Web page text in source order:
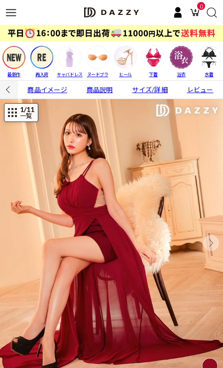
0
最新作 再入荷 キャバドレス ヌードブラ ヒール 下着 浴衣 水着
商品イメージ 商品説明 サイズ/詳細 レビュー
1/11
一覧